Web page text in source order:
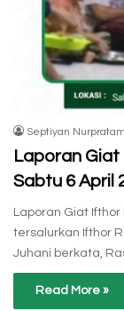
Septiyan
Laporan
Sabtu 6 April
Laporan Giat
tersalurkan Ifthor
Juhani berkata,
Read More »